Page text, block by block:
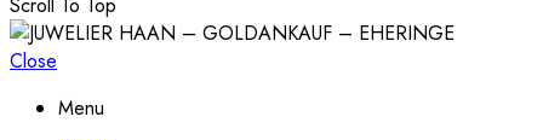
Scroll To Top
Close
Menu